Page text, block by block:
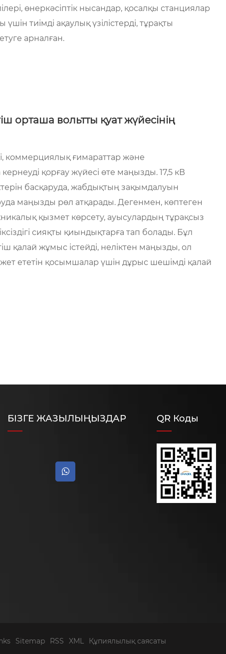
өнеркәсіптік нысандар, қосалқы станциялар
тиімді ақаулық үзілістерді, тұрақты
арналған.
орташа вольтты қуат жүйесінің
коммерциялық ғимараттар және
қорғау жүйесі өте маңызды. 17,5 кВ
басқаруда, жабдықтың зақымдалуын
маңызды рөл атқарады. Дегенмен, көптеген
қызмет көрсету, ауысулардың тұрақсыз
сияқты қиындықтарға тап болады. Бұл
қалай жұмыс істейді, неліктен маңызды, ол
ететін қосымшалар үшін дұрыс шешімді қалай
БІЗГЕ ЖАЗЫЛЫҢЫЗДАР QR Коды
Sitemap RSS XML Құпиялылық саясаты